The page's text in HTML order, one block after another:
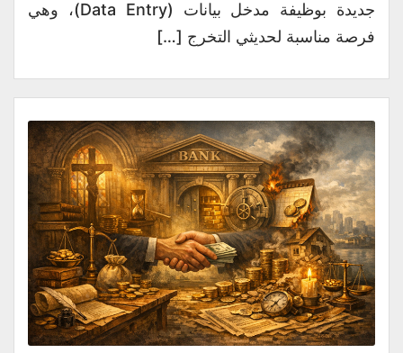
جديدة بوظيفة مدخل بيانات (Data Entry)، وهي
فرصة مناسبة لحديثي التخرج […]